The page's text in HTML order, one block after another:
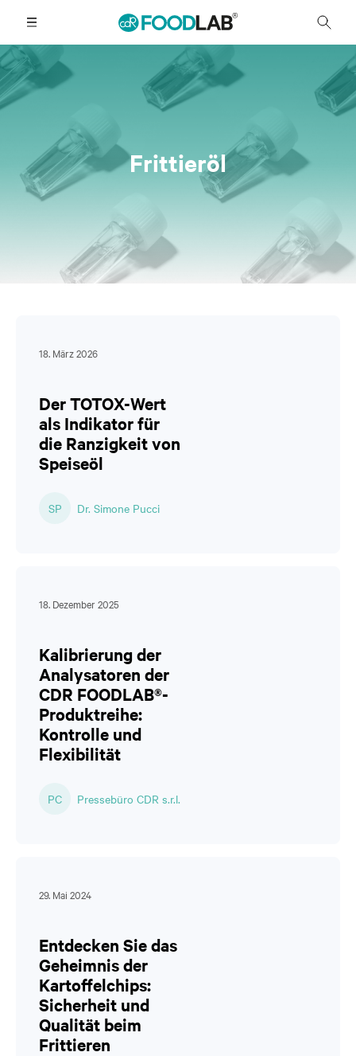
Frittieröl
18. März 2026
Der TOTOX-Wert
als Indikator für
die Ranzigkeit von
Speiseöl
SP Dr. Simone Pucci
18. Dezember 2025
Kalibrierung der
Analysatoren der
CDR FOODLAB®-
Produktreihe:
Kontrolle und
Flexibilität
PC Pressebüro CDR s.r.l.
29. Mai 2024
Entdecken Sie das
Geheimnis der
Kartoffelchips:
Sicherheit und
Qualität beim
Frittieren